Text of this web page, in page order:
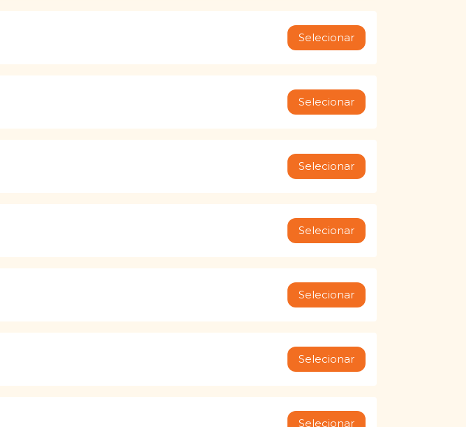
Selecionar
Selecionar
Selecionar
Selecionar
Selecionar
Selecionar
Selecionar